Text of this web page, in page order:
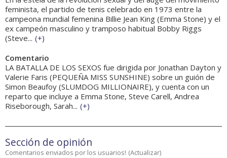
feminista, el partido de tenis celebrado en 1973 entre la
campeona mundial femenina Billie Jean King (Emma Stone) y el
ex campeón masculino y tramposo habitual Bobby Riggs
(Steve... (+)
Comentario
LA BATALLA DE LOS SEXOS fue dirigida por Jonathan Dayton y
Valerie Faris (PEQUEÑA MISS SUNSHINE) sobre un guión de
Simon Beaufoy (SLUMDOG MILLIONAIRE), y cuenta con un
reparto que incluye a Emma Stone, Steve Carell, Andrea
Riseborough, Sarah... (+)
Sección de opinión
Comentarios enviados por los usuarios! (Actualizar)